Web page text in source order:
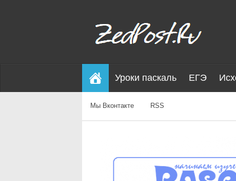
Уроки паскаль ЕГЭ
Мы Вконтакте RSS